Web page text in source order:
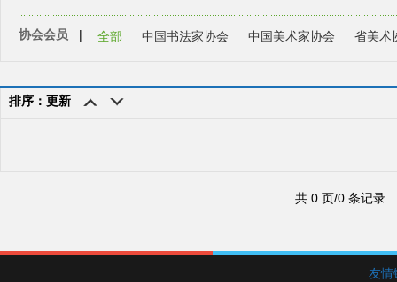
协会会员 | 全部 中国书法家协会 中国美术家协会 省美术
排序：更新
共 0 页/0 条记录
友